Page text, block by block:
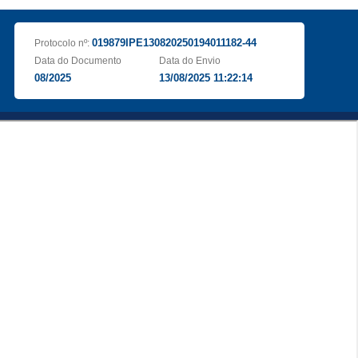
Protocolo nº: 019879IPE130820250194011182-44
Data do Documento
08/2025
Data do Envio
13/08/2025 11:22:14